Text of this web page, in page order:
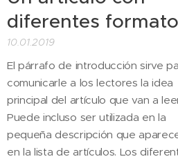
diferentes
10.01.2019
El párrafo de introducción sirve
comunicarle a los lectores la idea
principal del artículo que van a
Puede incluso ser utilizada en la
pequeña descripción que
en la lista de artículos. Los